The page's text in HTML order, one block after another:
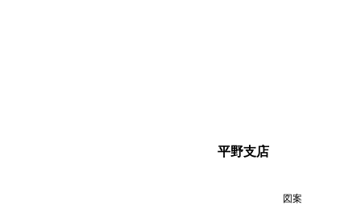
平野支店
図案